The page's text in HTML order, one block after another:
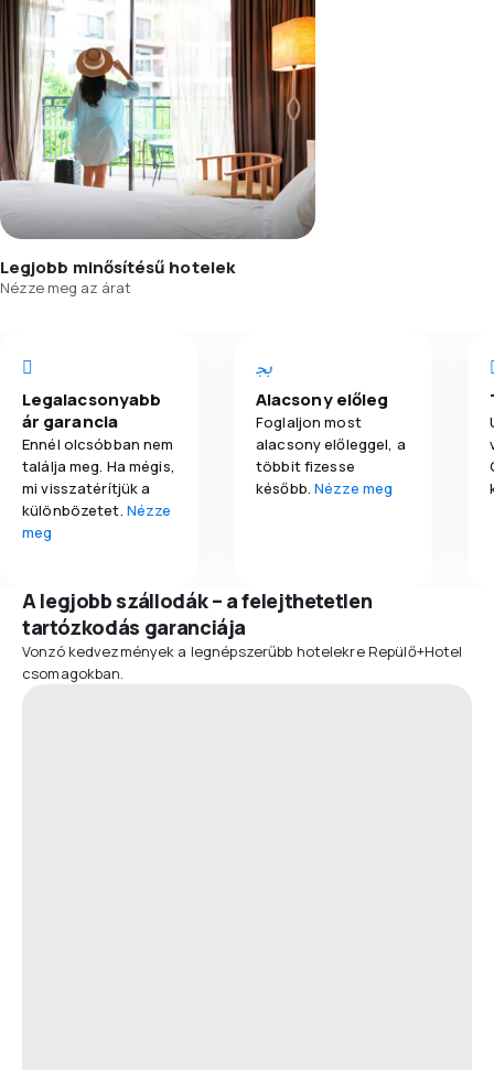
Legjobb minősítésű hotelek
Nézze meg az árat
Legalacsonyabb
ár garancia
Ennél olcsóbban nem
találja meg. Ha mégis,
mi visszatérítjük a
különbözetet. Nézze
meg
Alacsony előleg
Foglaljon most
alacsony előleggel, a
többit fizesse
később.Nézze meg
A legjobb szállodák – a felejthetetlen
tartózkodás garanciája
Vonzó kedvezmények a legnépszerűbb hotelekre Repülő+Hotel
csomagokban.